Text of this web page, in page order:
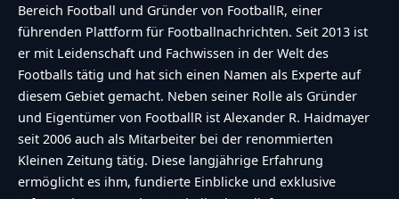
Bereich Football und Gründer von FootballR, einer
führenden Plattform für Footballnachrichten. Seit 2013 ist
er mit Leidenschaft und Fachwissen in der Welt des
Footballs tätig und hat sich einen Namen als Experte auf
diesem Gebiet gemacht. Neben seiner Rolle als Gründer
und Eigentümer von FootballR ist Alexander R. Haidmayer
seit 2006 auch als Mitarbeiter bei der renommierten
Kleinen Zeitung tätig. Diese langjährige Erfahrung
ermöglicht es ihm, fundierte Einblicke und exklusive